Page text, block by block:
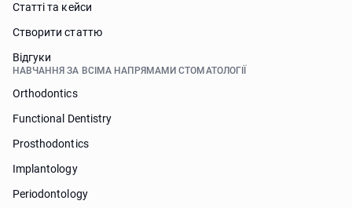
Статті та кейси
Створити статтю
Відгуки
НАВЧАННЯ ЗА ВСІМА НАПРЯМАМИ СТОМАТОЛОГІЇ
Orthodontics
Functional Dentistry
Prosthodontics
Implantology
Periodontology